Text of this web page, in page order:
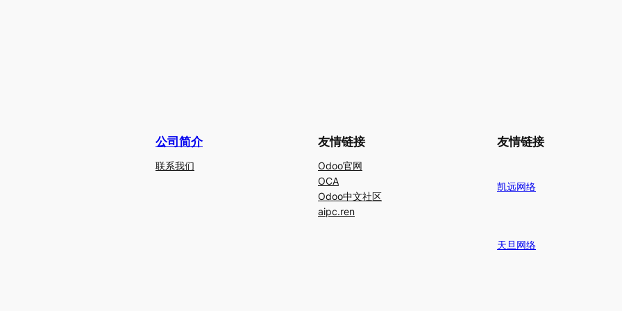
公司简介
联系我们
友情链接
Odoo官网
OCA
Odoo中文社区
aipc.ren
友情链接
凯远网络
天旦网络